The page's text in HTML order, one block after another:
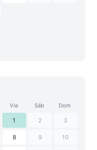
Vie Sáb Dom
1 2 3
8 9 10